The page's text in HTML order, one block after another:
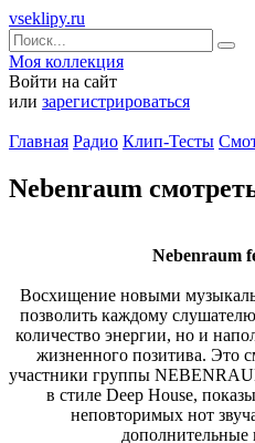
vseklipy.ru
Моя коллекция
Войти на сайт
или зарегистрироваться
Главная Радио Клип-Тесты
Nebenraum
Nebenraum
Восхищение новыми
позволить каждому
количество энергии, но и
жизненного позитива. Это
участники группы
в стиле Deep House,
неповторимых нот
дополнительные